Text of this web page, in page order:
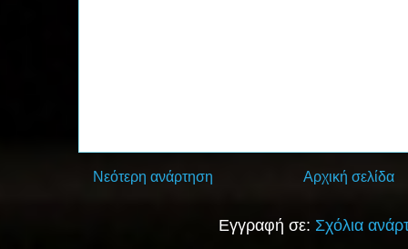
Νεότερη ανάρτηση Αρχική σελίδα
Εγγραφή σε: Σχόλια